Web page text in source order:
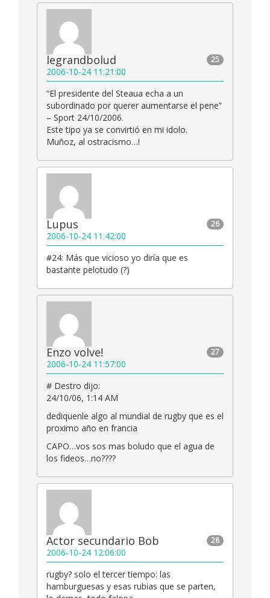
25
legrandbolud
2006-10-24 11:21:00
“El presidente del Steaua echa a un
subordinado por querer aumentarse el pene”
– Sport 24/10/2006.
Este tipo ya se convirtió en mi idolo.
Muñoz, al ostracismo…!
26
Lupus
2006-10-24 11:42:00
#24: Más que vicioso yo diría que es
bastante pelotudo (?)
27
Enzo volve!
2006-10-24 11:57:00
# Destro dijo:
24/10/06, 1:14 AM
dediquenle algo al mundial de rugby que es el
proximo año en francia
CAPO…vos sos mas boludo que el agua de
los fideos…no????
28
Actor secundario Bob
2006-10-24 12:06:00
rugby? solo el tercer tiempo: las
hamburguesas y esas rubias que se parten,